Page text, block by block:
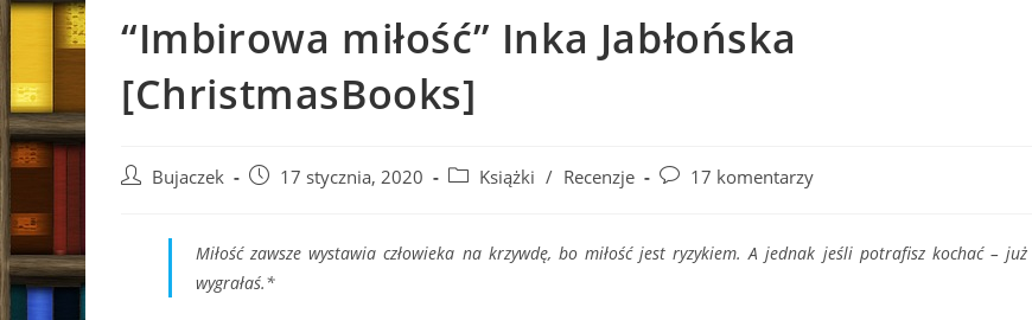
“Imbirowa miłość” Inka Jabłońska
[ChristmasBooks]
Post Bujaczek
Post 17 stycznia, 2020
Post Książki / Recenzje
Post 17 komentarzy
Miłość zawsze wystawia człowieka na krzywdę, bo miłość jest ryzykiem. A jednak jeśli potrafisz kochać – już
wygrałaś.*